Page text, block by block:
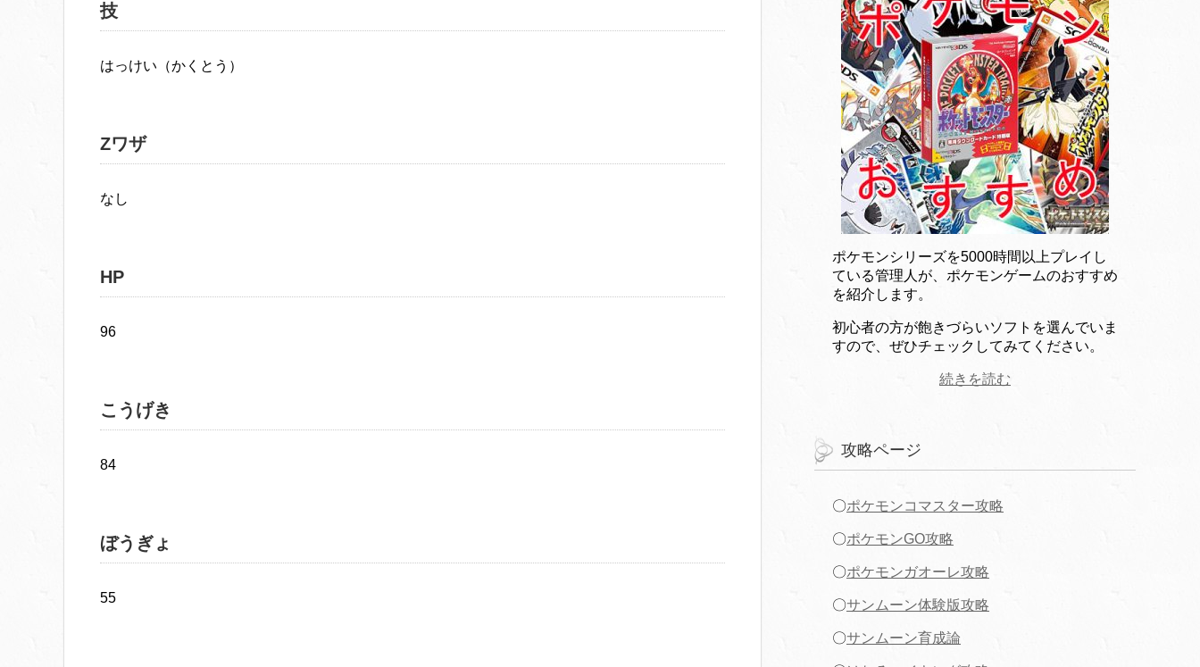
技
はっけい（かくとう）
Zワザ
なし
HP
96
こうげき
84
ぼうぎょ
55
ポケモンシリーズを5000時間以上プレイし
ている管理人が、ポケモンゲームのおすすめ
を紹介します。
初心者の方が飽きづらいソフトを選んでいま
すので、ぜひチェックしてみてください。
続きを読む
攻略ページ
〇ポケモンコマスター攻略
〇ポケモンGO攻略
〇ポケモンガオーレ攻略
〇サンムーン体験版攻略
〇サンムーン育成論